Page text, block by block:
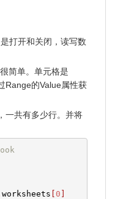
打开和关闭，读写数
简单。单元格是
Range的Value属性获
一共有多少行。并将
worksheets [ 0 ]